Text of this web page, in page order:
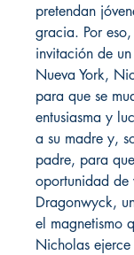
pretendan
gracia. Por
invitación de
Nueva York,
para que se
entusiasma y
a su madre y,
padre, para
oportunidad de
Dragonwyck,
el magnetismo
Nicholas